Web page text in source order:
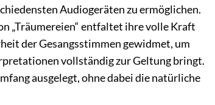
Audiogeräten zu ermöglichen.
„Träumereien“ entfaltet ihre volle Kraft
der Gesangsstimmen gewidmet, um
vollständig zur Geltung bringt.
ausgelegt, ohne dabei die natürliche